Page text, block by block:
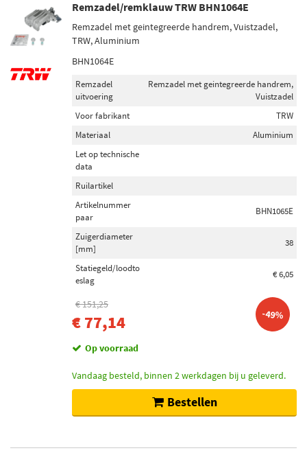
Remzadel/remklauw TRW BHN1064E
Remzadel met geintegreerde handrem, Vuistzadel,
TRW, Aluminium
BHN1064E
Remzadel
uitvoering
Remzadel met geintegreerde handrem,
Vuistzadel
Voor fabrikant
TRW
Materiaal
Aluminium
Let op technische
data
Ruilartikel
Artikelnummer
paar
BHN1065E
Zuigerdiameter
[mm]
38
Statiegeld/loodto
eslag
€ 6,05
€ 151,25
€ 77,14 -49%
Op voorraad
Vandaag besteld, binnen 2 werkdagen bij u geleverd.
Bestellen